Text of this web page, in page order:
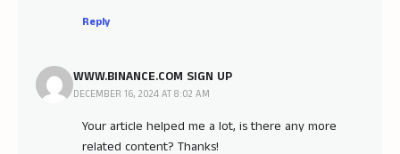
Reply
WWW.BINANCE.COM SIGN UP
DECEMBER 16, 2024 AT 8:02 AM
Your article helped me a lot, is there any more
related content? Thanks!